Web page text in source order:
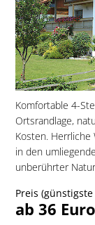
Komfortable 4-
Ortsrandlage,
Kosten. Herrliche
in den
unberührter
Preis
ab 36 Euro